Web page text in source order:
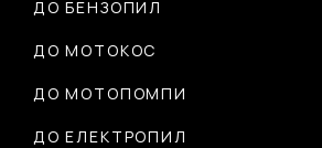
ДО БЕНЗОПИЛ
ДО МОТОКОС
ДО МОТОПОМПИ
ДО ЕЛЕКТРОПИЛ